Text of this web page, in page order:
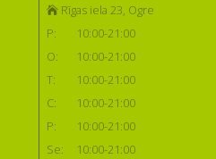
Rīgas iela 23, Ogre
P:
10:00-21:00
O:
10:00-21:00
T:
10:00-21:00
C:
10:00-21:00
P:
10:00-21:00
Se:
10:00-21:00